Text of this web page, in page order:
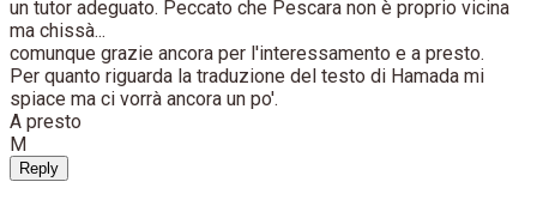
un tutor adeguato. Peccato che Pescara non è proprio vicina
ma chissà...
comunque grazie ancora per l'interessamento e a presto.
Per quanto riguarda la traduzione del testo di Hamada mi
spiace ma ci vorrà ancora un po'.
A presto
M
Reply